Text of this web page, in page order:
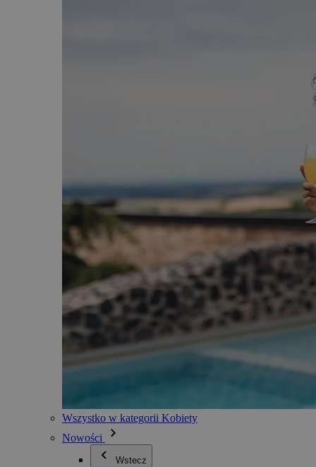
Wszystko w kategorii Kobiety
Nowości
Wstecz